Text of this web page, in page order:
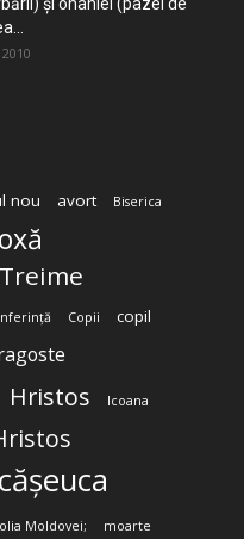
şi onaniei (pazei de
nou avort Biserica
Copii
copil
Hristos Icoana
Moldovei; moarte